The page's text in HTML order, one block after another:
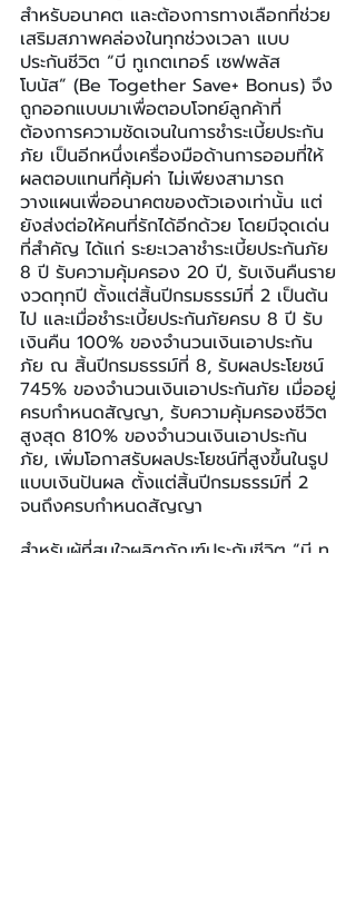
สำหรับอนาคต และต้องการทางเลือกที่ช่วย
เสริมสภาพคล่องในทุกช่วงเวลา แบบ
ประกันชีวิต “บี ทูเกตเทอร์ เซฟพลัส
โบนัส” (Be Together Save+ Bonus) จึง
ถูกออกแบบมาเพื่อตอบโจทย์ลูกค้าที่
ต้องการความชัดเจนในการชำระเบี้ยประกัน
ภัย เป็นอีกหนึ่งเครื่องมือด้านการออมที่ให้
ผลตอบแทนที่คุ้มค่า ไม่เพียงสามารถ
วางแผนเพื่ออนาคตของตัวเองเท่านั้น แต่
ยังส่งต่อให้คนที่รักได้อีกด้วย โดยมีจุดเด่น
ที่สำคัญ ได้แก่ ระยะเวลาชำระเบี้ยประกันภัย
8 ปี รับความคุ้มครอง 20 ปี, รับเงินคืนราย
งวดทุกปี ตั้งแต่สิ้นปีกรมธรรม์ที่ 2 เป็นต้น
ไป และเมื่อชำระเบี้ยประกันภัยครบ 8 ปี รับ
เงินคืน 100% ของจำนวนเงินเอาประกัน
ภัย ณ สิ้นปีกรมธรรม์ที่ 8, รับผลประโยชน์
745% ของจำนวนเงินเอาประกันภัย เมื่ออยู่
ครบกำหนดสัญญา, รับความคุ้มครองชีวิต
สูงสุด 810% ของจำนวนเงินเอาประกัน
ภัย, เพิ่มโอกาสรับผลประโยชน์ที่สูงขึ้นในรูป
แบบเงินปันผล ตั้งแต่สิ้นปีกรมธรรม์ที่ 2
จนถึงครบกำหนดสัญญา
สำหรับผู้ที่สนใจผลิตภัณฑ์ประกันชีวิต “บี ทู